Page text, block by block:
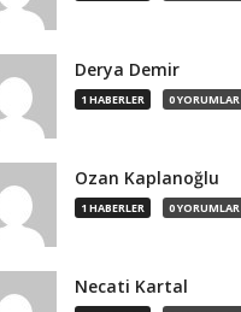
Derya Demir
1 HABERLER 0 YORUMLAR
Ozan Kaplanoğlu
1 HABERLER 0 YORUMLAR
Necati Kartal